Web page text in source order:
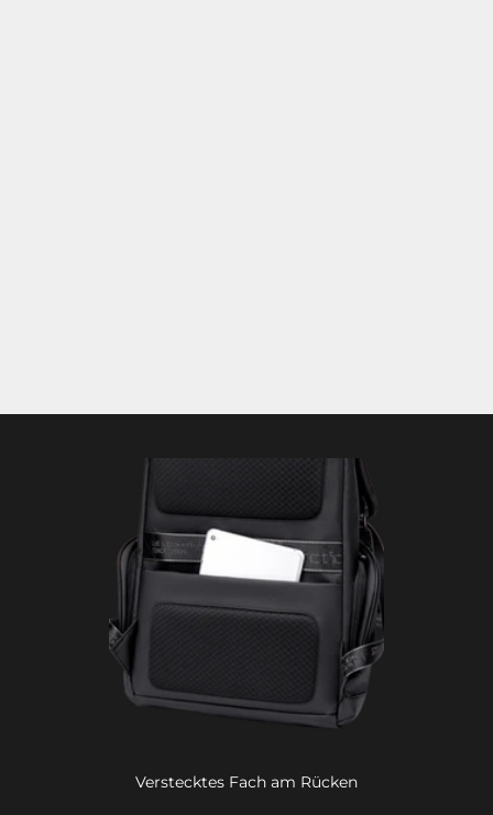
Verstecktes Fach am Rücken